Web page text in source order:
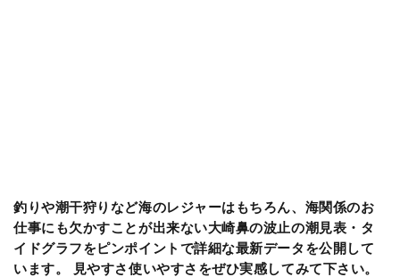
釣りや潮干狩りなど海のレジャーはもちろん、海関係のお
仕事にも欠かすことが出来ない大崎鼻の波止の潮見表・タ
イドグラフをピンポイントで詳細な最新データを公開して
います。 見やすさ使いやすさをぜひ実感してみて下さい。